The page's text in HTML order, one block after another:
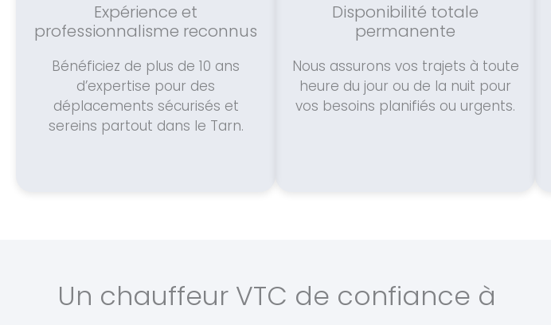
Expérience et
professionnalisme reconnus
Bénéficiez de plus de 10 ans
d’expertise pour des
déplacements sécurisés et
sereins partout dans le Tarn.
Disponibilité totale
permanente
Nous assurons vos trajets à toute
heure du jour ou de la nuit pour
vos besoins planifiés ou urgents.
Un chauffeur VTC de confiance à